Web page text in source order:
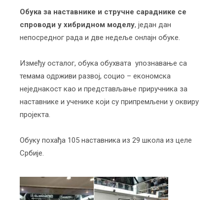
Обука за наставнике и стручне сараднике се
спроводи у хибридном моделу, један дан
непосредног рада и две недеље онлајн обуке.
Између осталог, обука обухвата упознавање са
темама одрживи развој, социо – економска
неједнакост као и представљање приручника за
наставнике и ученике који су припремљени у оквиру
пројекта.
Обуку похађа 105 наставника из 29 школа из целе
Србије.